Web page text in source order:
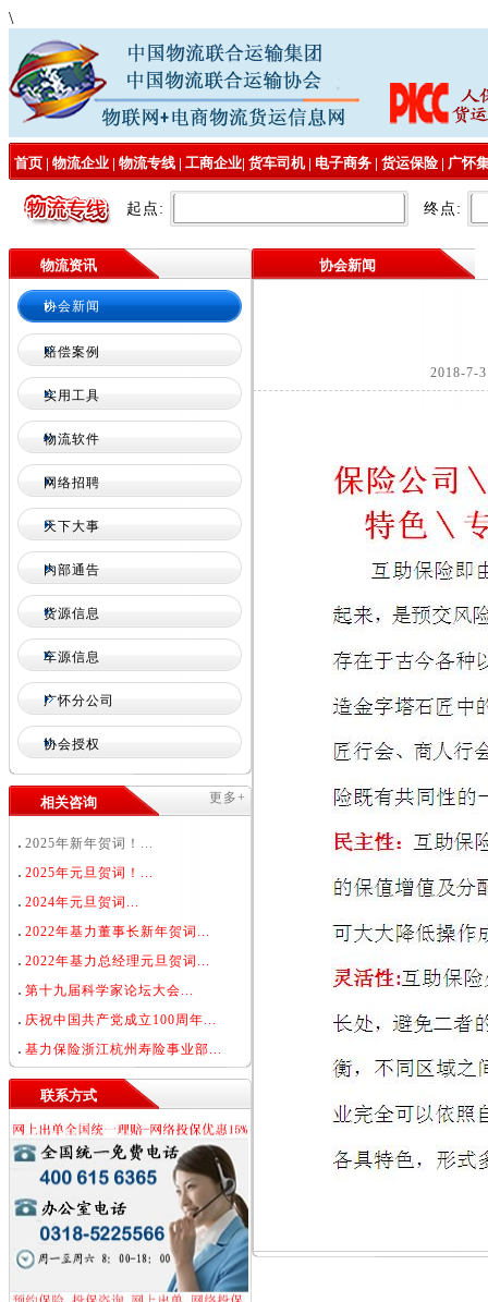
\
首页 | 物流企业 | 物流专线 | 工商企业| 货车司机| 电子商务 | 货运保险 | 广怀
起点: 终点:
物流资讯
协会新闻
赔偿案例
实用工具
物流软件
网络招聘
天下大事
内部通告
货源信息
车源信息
广怀分公司
协会授权
相关咨询 更多+
2025年新年贺词！...
2025年元旦贺词！...
2024年元旦贺词...
2022年基力董事长新年贺词...
2022年基力总经理元旦贺词...
第十九届科学家论坛大会...
庆祝中国共产党成立100周年...
基力保险浙江杭州寿险事业部...
联系方式
协会新闻
2018-7-